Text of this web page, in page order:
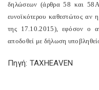
δηλώσεων (άρθρα 58 και
ευνοϊκότερου καθεστώτος αν
της 17.10.2015), εφόσον ο
αποδοθεί με δήλωση
Πηγή: TAXHEAVEN